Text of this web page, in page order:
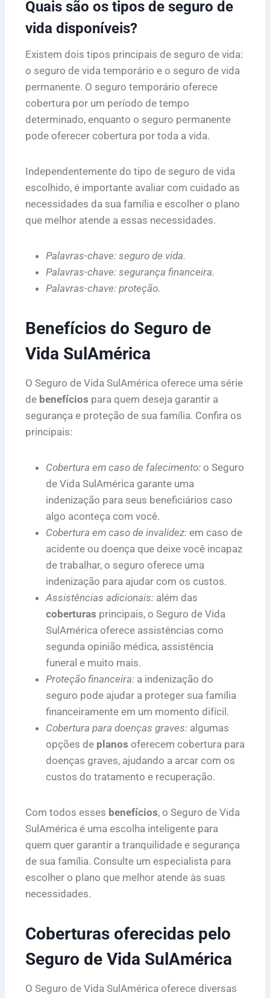
Quais são os tipos de seguro de
vida disponíveis?
Existem dois tipos principais de seguro de vida:
o seguro de vida temporário e o seguro de vida
permanente. O seguro temporário oferece
cobertura por um período de tempo
determinado, enquanto o seguro permanente
pode oferecer cobertura por toda a vida.
Independentemente do tipo de seguro de vida
escolhido, é importante avaliar com cuidado as
necessidades da sua família e escolher o plano
que melhor atende a essas necessidades.
Palavras-chave: seguro de vida.
Palavras-chave: segurança financeira.
Palavras-chave: proteção.
Benefícios do Seguro de
Vida SulAmérica
O Seguro de Vida SulAmérica oferece uma série
de benefícios para quem deseja garantir a
segurança e proteção de sua família. Confira os
principais:
Cobertura em caso de falecimento: o Seguro
de Vida SulAmérica garante uma
indenização para seus beneficiários caso
algo aconteça com você.
Cobertura em caso de invalidez: em caso de
acidente ou doença que deixe você incapaz
de trabalhar, o seguro oferece uma
indenização para ajudar com os custos.
Assistências adicionais: além das
coberturas principais, o Seguro de Vida
SulAmérica oferece assistências como
segunda opinião médica, assistência
funeral e muito mais.
Proteção financeira: a indenização do
seguro pode ajudar a proteger sua família
financeiramente em um momento difícil.
Cobertura para doenças graves: algumas
opções de planos oferecem cobertura para
doenças graves, ajudando a arcar com os
custos do tratamento e recuperação.
Com todos esses benefícios, o Seguro de Vida
SulAmérica é uma escolha inteligente para
quem quer garantir a tranquilidade e segurança
de sua família. Consulte um especialista para
escolher o plano que melhor atende às suas
necessidades.
Coberturas oferecidas pelo
Seguro de Vida SulAmérica
O Seguro de Vida SulAmérica oferece diversas